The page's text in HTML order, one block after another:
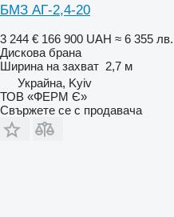
БМЗ АГ-2,4-20
3 244 € 166 900 UAH ≈ 6 355 лв.
Дискова брана
Ширина на захват 2,7 м
Украйна, Kyiv
ТОВ «ФЕРМ Є»
Свържете се с продавача